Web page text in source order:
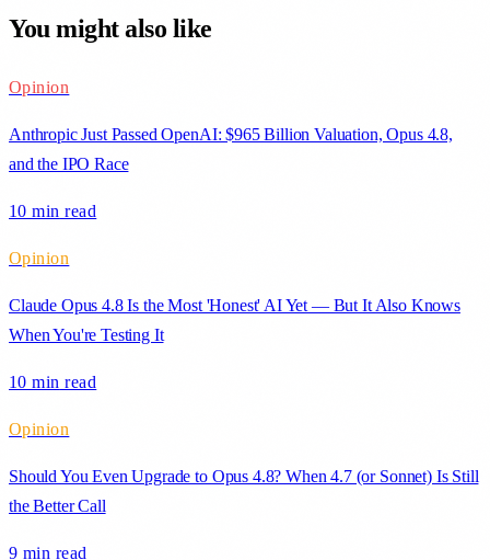
You might also like
Opinion
Anthropic Just Passed OpenAI: $965 Billion Valuation, Opus 4.8,
and the IPO Race
10 min read
Opinion
Claude Opus 4.8 Is the Most 'Honest' AI Yet — But It Also Knows
When You're Testing It
10 min read
Opinion
Should You Even Upgrade to Opus 4.8? When 4.7 (or Sonnet) Is Still
the Better Call
9 min read